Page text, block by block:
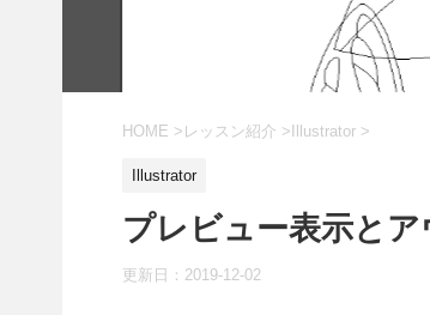
HOME > レッスン紹介 > Illustrator >
Illustrator
プレビュー表示と
更新日： 2019-12-02